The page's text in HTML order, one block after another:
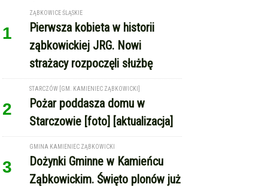
1
ZĄBKOWICE ŚLĄSKIE
Pierwsza kobieta w historii
ząbkowickiej JRG. Nowi
strażacy rozpoczęli służbę
2
STARCZÓW [GM. KAMIENIEC ZĄBKOWICKI]
Pożar poddasza domu w
Starczowie [foto] [aktualizacja]
3
GMINA KAMIENIEC ZĄBKOWICKI
Dożynki Gminne w Kamieńcu
Ząbkowickim. Święto plonów już